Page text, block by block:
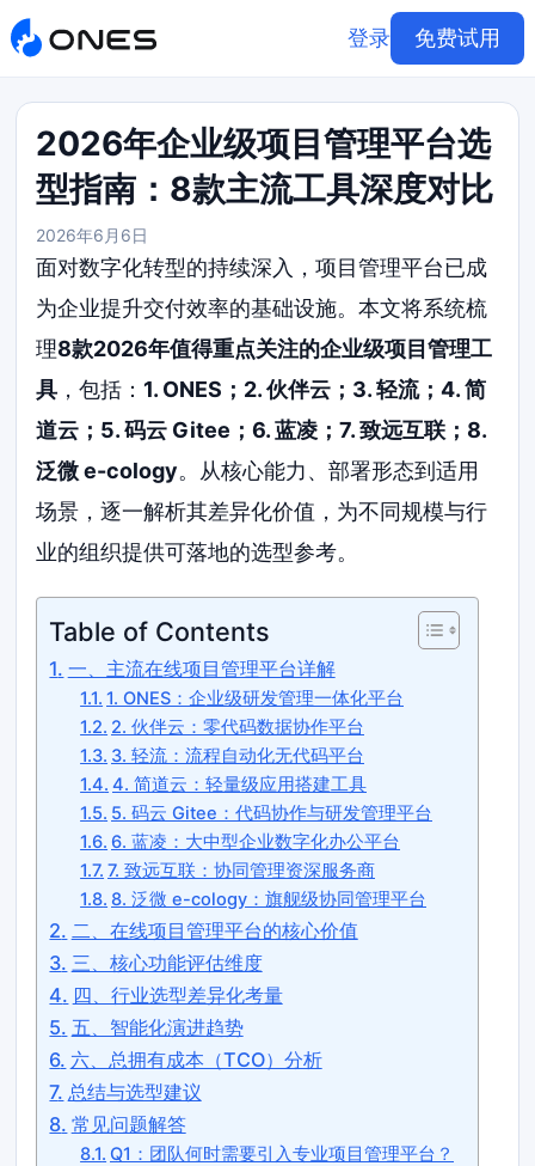
登录 免费试用
2026年企业级项目管理平台选
型指南：8款主流工具深度对比
2026年6月6日
面对数字化转型的持续深入，项目管理平台已成
为企业提升交付效率的基础设施。本文将系统梳
理8款2026年值得重点关注的企业级项目管理工
具 ，包括： 1. ONES；2. 伙伴云；3. 轻流；4. 简
道云；5. 码云 Gitee；6. 蓝凌；7. 致远互联；8.
泛微 e-cology。从核心能力、部署形态到适用
场景，逐一解析其差异化价值，为不同规模与行
业的组织提供可落地的选型参考。
Table of Contents
一、主流在线项目管理平台详解
1. ONES：企业级研发管理一体化平台
2. 伙伴云：零代码数据协作平台
3. 轻流：流程自动化无代码平台
4. 简道云：轻量级应用搭建工具
5. 码云 Gitee：代码协作与研发管理平台
6. 蓝凌：大中型企业数字化办公平台
7. 致远互联：协同管理资深服务商
8. 泛微 e-cology：旗舰级协同管理平台
二、在线项目管理平台的核心价值
三、核心功能评估维度
四、行业选型差异化考量
五、智能化演进趋势
六、总拥有成本（TCO）分析
总结与选型建议
常见问题解答
Q1：团队何时需要引入专业项目管理平台？